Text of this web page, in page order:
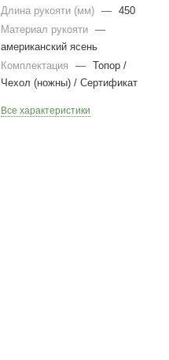
Длина рукояти (мм)
—
450
Материал рукояти
—
американский ясень
Комплектация
—
Топор /
Чехол (ножны) / Сертификат
Все характеристики